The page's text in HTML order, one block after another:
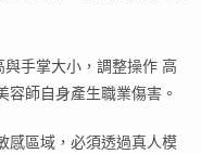
與手掌大小，調整操作 高
師自身產生職業傷害。
感區域，必須透過真人模